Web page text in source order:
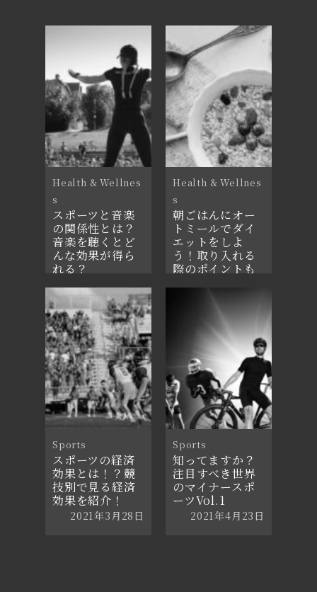
Health & Wellnes
s
スポーツと音楽
の関係性とは？
音楽を聴くとど
んな効果が得ら
れる？
Health & Wellnes
s
朝ごはんにオー
トミールでダイ
エットをしよ
う！取り入れる
際のポイントも
2021年11月30日
Sports
スポーツの経済
効果とは！？競
技別で見る経済
効果を紹介！
2021年3月28日
Sports
知ってますか？
注目すべき世界
のマイナースポ
ーツVol.1
2021年4月23日